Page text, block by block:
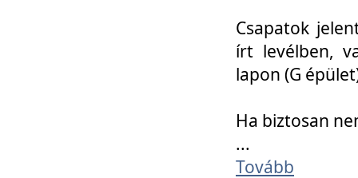
Csapatok
írt levélben,
lapon (G
Ha biztosan
...
Tovább